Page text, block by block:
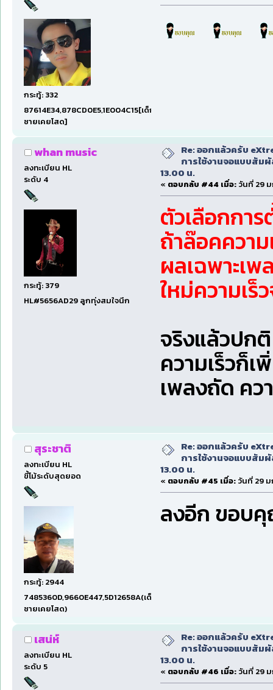
กระทู้: 332
87614E34,878CD0E5,1E004C15[เด็ก
ชายเคยโสด]
whan music
ลงทะเบียน HL
ระดับ 4
กระทู้: 379
HL#5656AD29 ลูกทุ่งสมใจนึก
Re: ออกแล้วครับ
การใช้งานจอแบบสัม
13.00 น.
« ตอบกลับ #44 เมื่อ: วันที่ 29
ตัวเลือกกา
ถ้าล๊อคควา
ผลเฉพาะเพ
ใหม่ความเ
จริงแล้วปก
ความเร็วก็
เพลงถัด คว
สุระชาติ
ลงทะเบียน HL
ขี้โม้ระดับสุดยอด
กระทู้: 2944
7485360D,9660E447,5D12658A(เด็ก
ชายเคยโสด)
Re: ออกแล้วครับ
การใช้งานจอแบบสัม
13.00 น.
« ตอบกลับ #45 เมื่อ: วันที่ 29 ม
ลงอีก ขอบ
เสน่ห์
ลงทะเบียน HL
ระดับ 5
Re: ออกแล้วครับ
การใช้งานจอแบบสัม
13.00 น.
« ตอบกลับ #46 เมื่อ: วันที่ 29 ม